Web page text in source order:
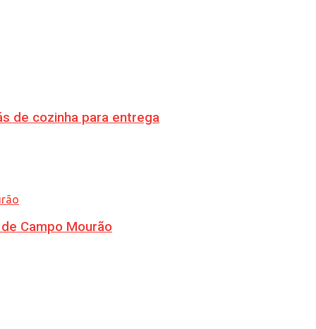
de cozinha para entrega
Campo Mourão